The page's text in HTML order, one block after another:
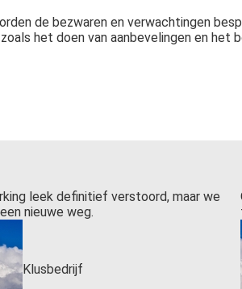
de bezwaren en verwachtingen
het doen van aanbevelingen en het
leek definitief verstoord, maar we
nieuwe weg.
Klusbedrijf